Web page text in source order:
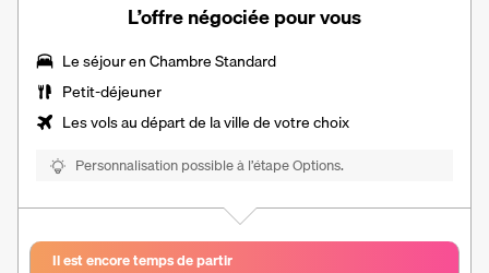
L’offre négociée pour vous
Le séjour en Chambre Standard
Petit-déjeuner
Les vols au départ de la ville de votre choix
Personnalisation possible à l’étape Options.
Il est encore temps de partir